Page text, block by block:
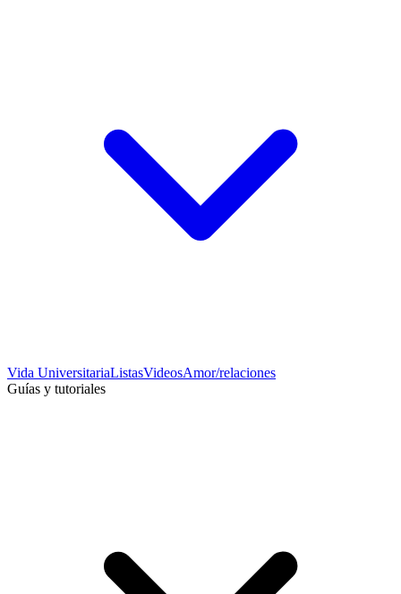
Vida UniversitariaListasVideosAmor/relaciones
Guías y tutoriales